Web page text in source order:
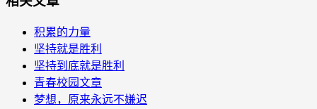
积累的力量
坚持就是胜利
坚持到底就是胜利
青春校园文章
梦想，原来永远不嫌迟